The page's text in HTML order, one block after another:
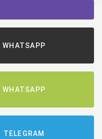
WHATSAPP
WHATSAPP
TELEGRAM